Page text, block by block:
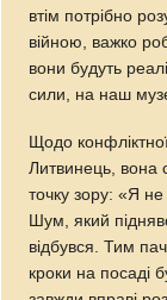
втім потрібно
війною, важко
вони будуть
сили, на наш
Щодо
Литвинець, вона
точку зору: «Я
Шум, який
відбувся. Тим
кроки на посаді